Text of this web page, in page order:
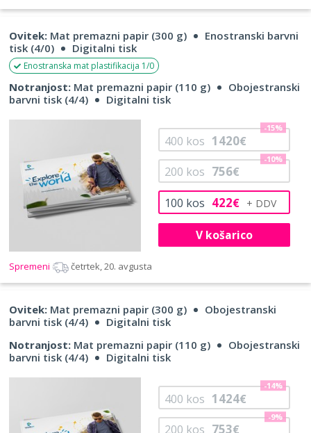
Ovitek: Mat premazni papir (300 g)
Enostranski barvni
tisk (4/0)
Digitalni tisk
Enostranska mat plastifikacija 1/0
Notranjost: Mat premazni papir (110 g)
Obojestranski
barvni tisk (4/4)
Digitalni tisk
100 kos 422€
200 kos 756€
-10%
400 kos 1420€
-15%
V košarico
Spremeni četrtek, 20. avgusta
Ovitek: Mat premazni papir (300 g)
Obojestranski
barvni tisk (4/4)
Digitalni tisk
Notranjost: Mat premazni papir (110 g)
Obojestranski
barvni tisk (4/4)
Digitalni tisk
200 kos 753€
-9%
400 kos 1424€
-14%